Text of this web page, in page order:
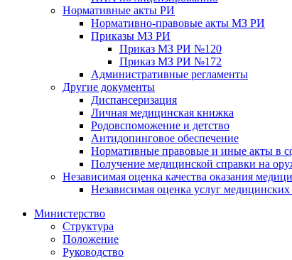
Нормативные акты РИ
Нормативно-правовые акты МЗ РИ
Приказы МЗ РИ
Приказ МЗ РИ №120
Приказ МЗ РИ №172
Административные регламенты
Другие документы
Диспансеризация
Личная медицинская книжка
Родовспоможение и детство
Антидопинговое обеспечение
Нормативные правовые и иные акты в
Получение медицинской справки на
Независимая оценка качества оказания
Независимая оценка услуг медицинскиx
Министерство
Структура
Положение
Руководство